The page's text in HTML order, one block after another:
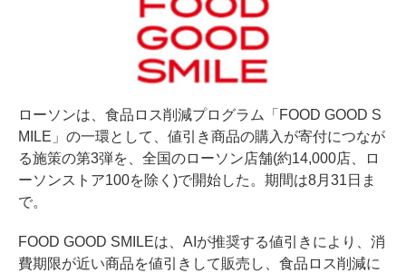
ローソンは、食品ロス削減プログラム「FOOD GOOD S
MILE」の一環として、値引き商品の購入が寄付につなが
る施策の第3弾を、全国のローソン店舗(約14,000店、ロ
ーソンストア100を除く)で開始した。期間は8月31日ま
で。
FOOD GOOD SMILEは、AIが推奨する値引きにより、消
費期限が近い商品を値引きして販売し、食品ロス削減に